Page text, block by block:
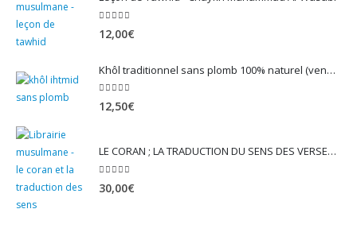
12,00€
Khôl traditionnel sans plomb 100% naturel (vendu avec son mirwed)
4.82sur 5
12,50€
LE CORAN ; LA TRADUCTION DU SENS DES VERSET - EDITION TAWBAH
30,00€